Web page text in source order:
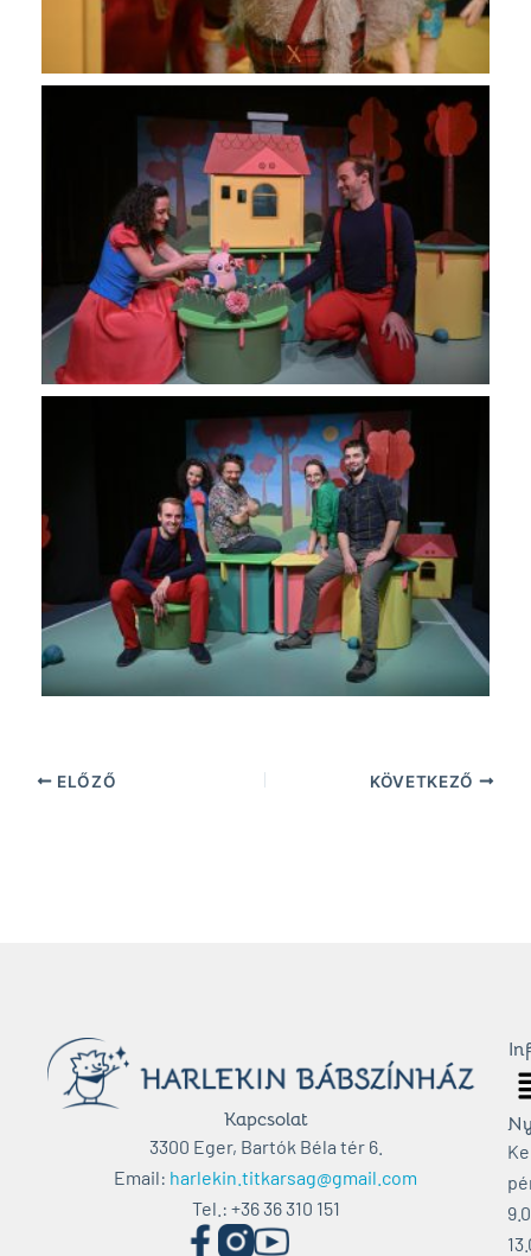
ELŐZŐ KÖVETKEZŐ
Kapcsolat
3300 Eger, Bartók Béla tér 6.
Email: harlekin.titkarsag@gmail.com
Tel.: +36 36 310 151